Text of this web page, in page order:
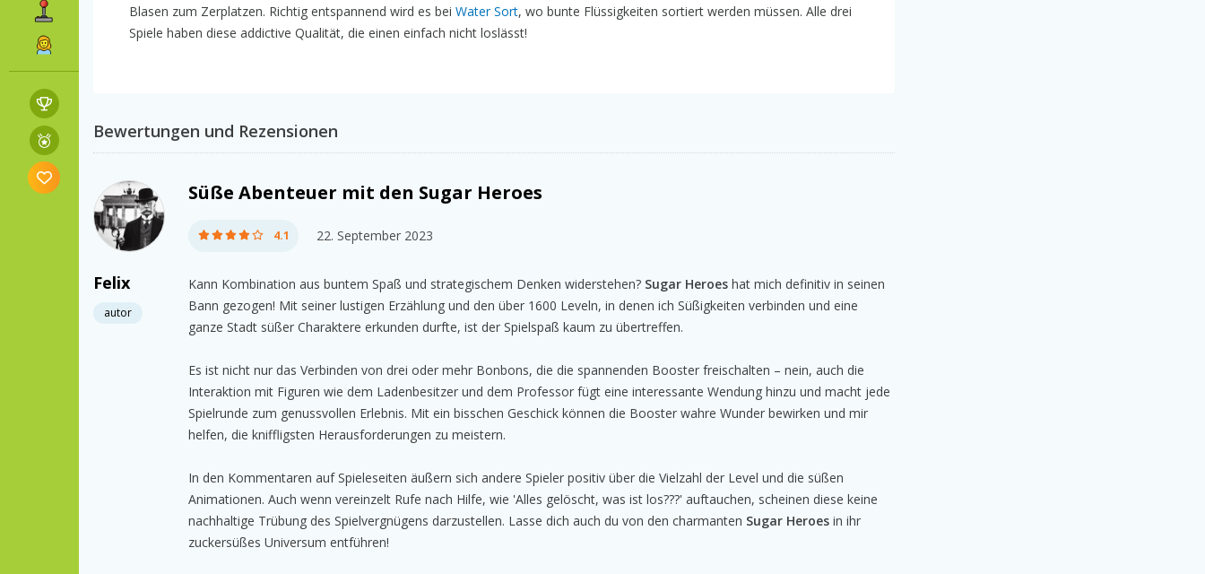
Blasen zum Zerplatzen. Richtig entspannend wird es bei Water Sort, wo bunte Flüssigkeiten sortiert werden müssen. Alle drei
Spiele haben diese addictive Qualität, die einen einfach nicht loslässt!
Bewertungen und Rezensionen
Felix
autor
Süße Abenteuer mit den Sugar Heroes
4.1 22. September 2023
Kann Kombination aus buntem Spaß und strategischem Denken widerstehen? Sugar Heroes hat mich definitiv in seinen
Bann gezogen! Mit seiner lustigen Erzählung und den über 1600 Leveln, in denen ich Süßigkeiten verbinden und eine
ganze Stadt süßer Charaktere erkunden durfte, ist der Spielspaß kaum zu übertreffen.
Es ist nicht nur das Verbinden von drei oder mehr Bonbons, die die spannenden Booster freischalten – nein, auch die
Interaktion mit Figuren wie dem Ladenbesitzer und dem Professor fügt eine interessante Wendung hinzu und macht jede
Spielrunde zum genussvollen Erlebnis. Mit ein bisschen Geschick können die Booster wahre Wunder bewirken und mir
helfen, die kniffligsten Herausforderungen zu meistern.
In den Kommentaren auf Spieleseiten äußern sich andere Spieler positiv über die Vielzahl der Level und die süßen
Animationen. Auch wenn vereinzelt Rufe nach Hilfe, wie 'Alles gelöscht, was ist los???' auftauchen, scheinen diese keine
nachhaltige Trübung des Spielvergnügens darzustellen. Lasse dich auch du von den charmanten Sugar Heroes in ihr
zuckersüßes Universum entführen!